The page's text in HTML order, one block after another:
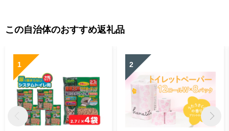
この自治体のおすすめ返礼品
1 2